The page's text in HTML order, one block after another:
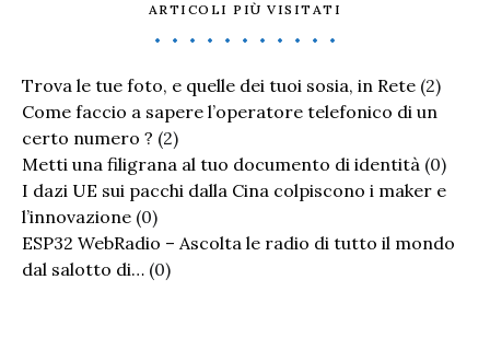
ARTICOLI PIÙ VISITATI
Trova le tue foto, e quelle dei tuoi sosia, in Rete (2)
Come faccio a sapere l’operatore telefonico di un
certo numero ? (2)
Metti una filigrana al tuo documento di identità (0)
I dazi UE sui pacchi dalla Cina colpiscono i maker e
l’innovazione (0)
ESP32 WebRadio – Ascolta le radio di tutto il mondo
dal salotto di… (0)